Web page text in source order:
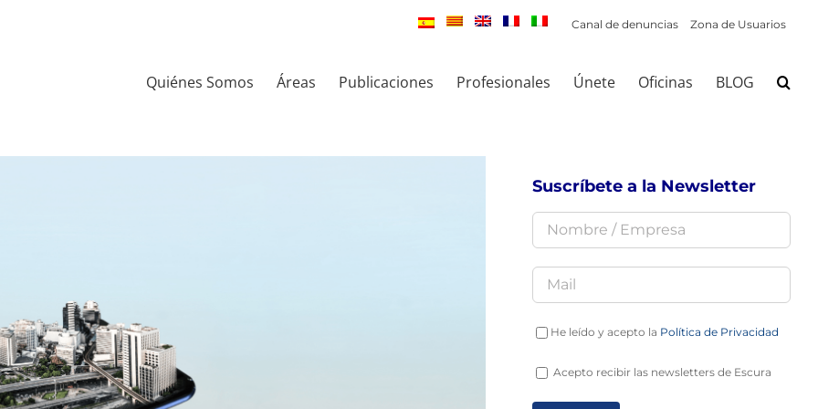
Canal de denuncias Zona de Usuarios
Quiénes Somos Áreas Publicaciones Profesionales Únete Oficinas BLOG
Suscríbete a la Newsletter
He leído y acepto la Política de Privacidad
Acepto recibir las newsletters de Escura